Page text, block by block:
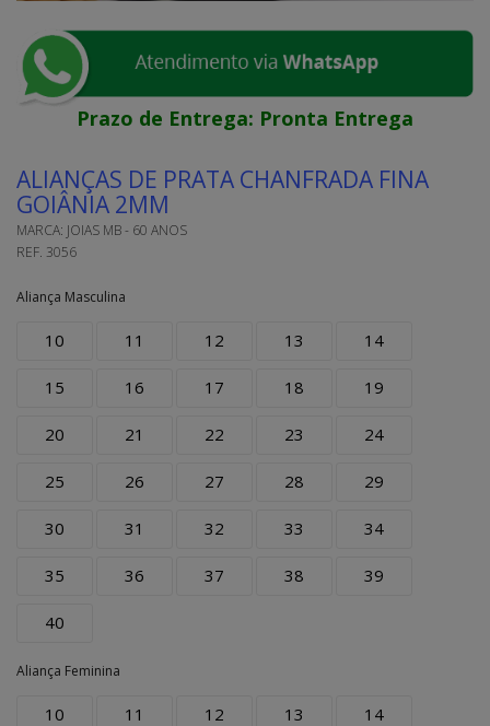
Prazo de Entrega: Pronta Entrega
ALIANÇAS DE PRATA CHANFRADA FINA
GOIÂNIA 2MM
MARCA: JOIAS MB - 60 ANOS
REF. 3056
Aliança Masculina
10 11 12 13 14
15 16 17 18 19
20 21 22 23 24
25 26 27 28 29
30 31 32 33 34
35 36 37 38 39
40
Aliança Feminina
10 11 12 13 14